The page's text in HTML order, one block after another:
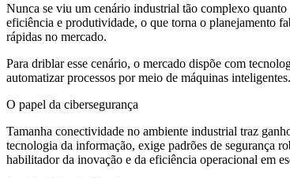
Nunca se viu um cenário industrial tão complexo quanto
eficiência e produtividade, o que torna o planejamento
rápidas no mercado.
Para driblar esse cenário, o mercado dispõe com
automatizar processos por meio de máquinas
O papel da cibersegurança
Tamanha conectividade no ambiente industrial traz
tecnologia da informação, exige padrões de segurança
habilitador da inovação e da eficiência operacional em